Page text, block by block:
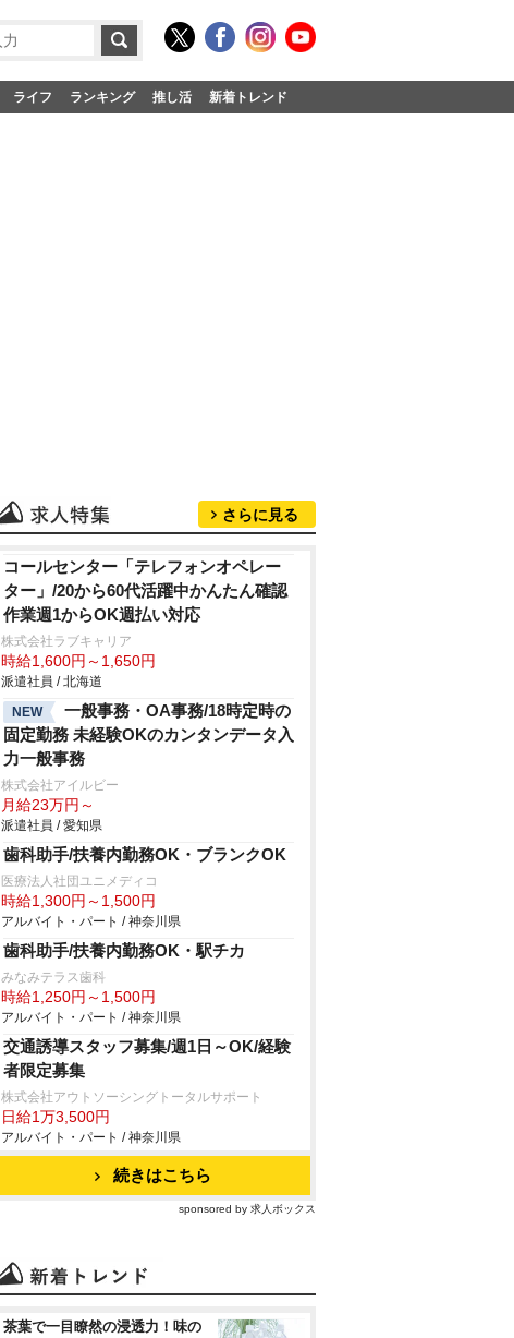
ライフ ランキング 推し活 新着トレンド
さらに見る
コールセンター「テレフォンオペレー
ター」/20から60代活躍中かんたん確認
作業週1からOK週払い対応
株式会社ラブキャリア
時給1,600円～1,650円
派遣社員 / 北海道
NEW
一般事務・OA事務/18時定時の
固定勤務 未経験OKのカンタンデータ入
力一般事務
株式会社アイルビー
月給23万円～
派遣社員 / 愛知県
歯科助手/扶養内勤務OK・ブランクOK
医療法人社団ユニメディコ
時給1,300円～1,500円
アルバイト・パート / 神奈川県
歯科助手/扶養内勤務OK・駅チカ
みなみテラス歯科
時給1,250円～1,500円
アルバイト・パート / 神奈川県
交通誘導スタッフ募集/週1日～OK/経験
者限定募集
株式会社アウトソーシングトータルサポート
日給1万3,500円
アルバイト・パート / 神奈川県
続きはこちら
sponsored by 求人ボックス
茶葉で一目瞭然の浸透力！味の